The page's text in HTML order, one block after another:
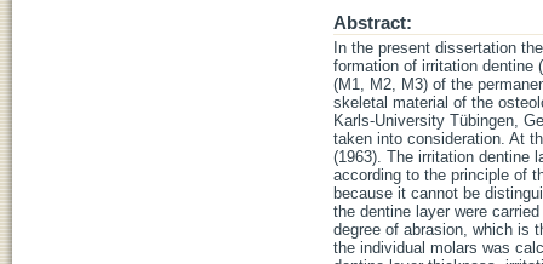
Abstract:
In the present dissertation
formation of irritation dentine
(M1, M2, M3) of the
skeletal material of the
Karls-University Tübingen,
taken into consideration. At
(1963). The irritation dentine
according to the principle of
because it cannot be
the dentine layer were
degree of abrasion, which is
the individual molars was